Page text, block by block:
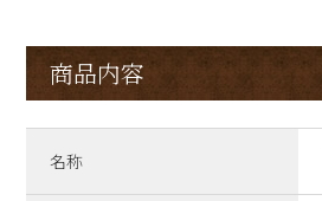
商品内容
名称